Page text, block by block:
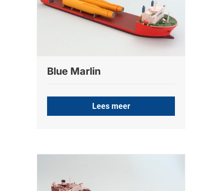
Blue Marlin
Lees meer